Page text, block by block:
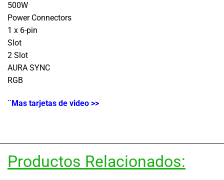
500W
Power Connectors
1 x 6-pin
Slot
2 Slot
AURA SYNC
RGB
¨Mas tarjetas de video >>
Productos Relacionados: